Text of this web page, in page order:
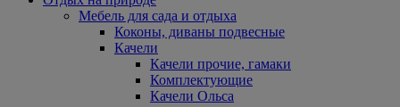
Мебель для сада и отдыха
Коконы, диваны подвесные
Качели
Качели прочие, гамаки
Комплектующие
Качели Ольса